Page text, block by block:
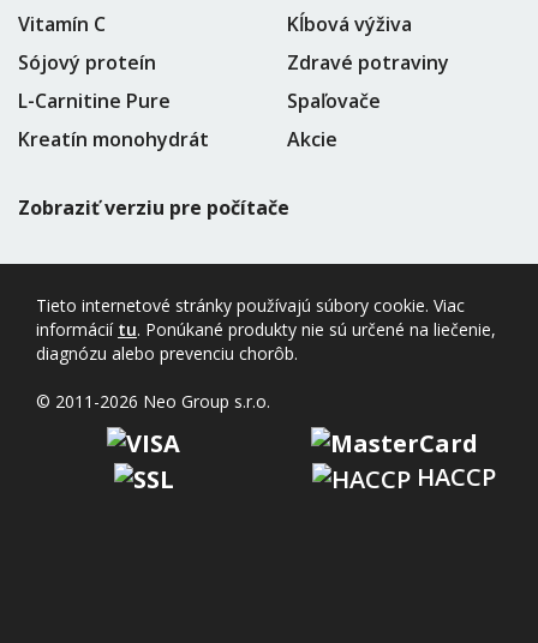
Vitamín C
Sójový proteín
L-Carnitine Pure
Kreatín monohydrát
Kĺbová výživa
Zdravé potraviny
Spaľovače
Akcie
Zobraziť verziu pre počítače
Tieto internetové stránky používajú súbory cookie. Viac
informácií tu. Ponúkané produkty nie sú určené na liečenie,
diagnózu alebo prevenciu chorôb.
© 2011-2026 Neo Group s.r.o.
HACCP